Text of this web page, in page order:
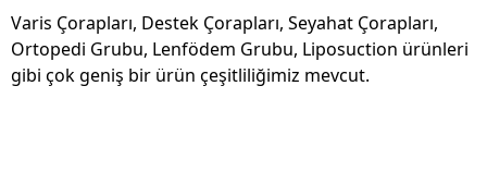
Varis Çorapları, Destek Çorapları, Seyahat Çorapları,
Ortopedi Grubu, Lenfödem Grubu, Liposuction ürünleri
gibi çok geniş bir ürün çeşitliliğimiz mevcut.